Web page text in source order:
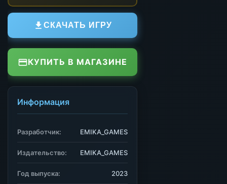
СКАЧАТЬ ИГРУ
КУПИТЬ В МАГАЗИНЕ
Информация
Разработчик: EMIKA_GAMES
Издательство: EMIKA_GAMES
Год выпуска: 2023